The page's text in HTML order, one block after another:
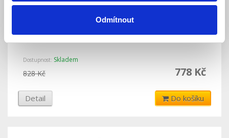
Odmítnout
SA214-7 Bezúdržbový akumulátor 12V 7Ah
Dostupnost: Skladem
778 Kč
828 Kč
Detail Do košíku